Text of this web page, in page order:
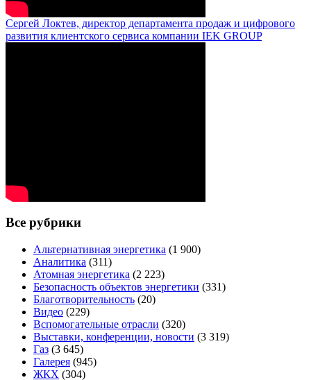
Сергей Локтев, директор департамента продаж и цифрового
развития клиентского сервиса компании IEK GROUP
Все рубрики
Альтернативная энергетика (1 900)
Аналитика (311)
Атомная энергетика (2 223)
Безопасность объектов энергетики (331)
Благотворительность (20)
Видео (229)
Вспомогательные отрасли (320)
Выставки, конференции, новости (3 319)
Газ (3 645)
Галерея (945)
ЖКХ (304)